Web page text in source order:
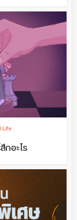
Life
กอะไร